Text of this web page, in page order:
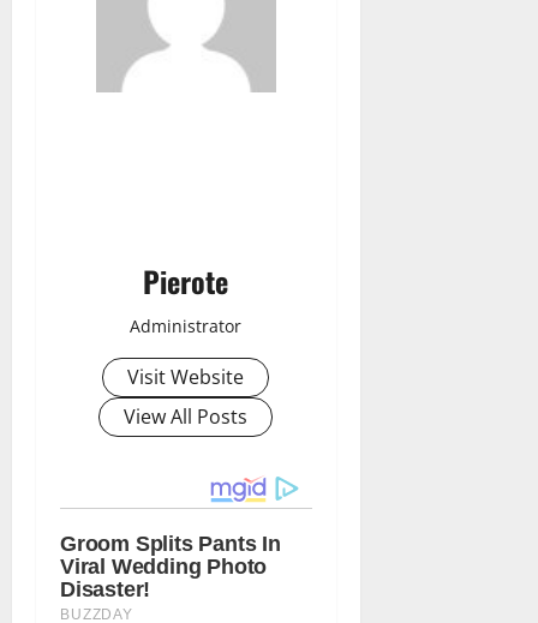
Pierote
Administrator
Visit Website
View All Posts